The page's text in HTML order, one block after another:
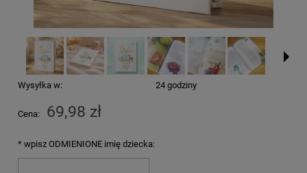
Wysyłka w: 24 godziny
Cena: 69,98 zł
* wpisz ODMIENIONE imię dziecka: